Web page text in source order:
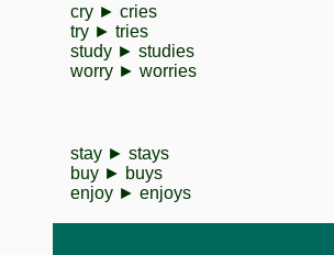
cry ► cries
try ► tries
study ► studies
worry ► worries
stay ► stays
buy ► buys
enjoy ► enjoys